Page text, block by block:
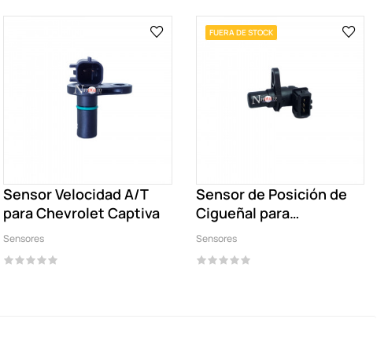
Sensor Velocidad A/T
para Chevrolet Captiva
Sensores
FUERA DE STOCK
Sensor de Posición de
Cigueñal para
Chevrolet...
Sensores